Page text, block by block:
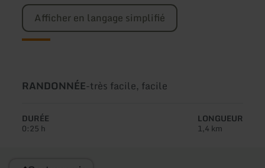
Afficher en langage simplifié
Type
circuit:
RANDONNÉE-Difficulté:
très facile, facile
DURÉE
0:25 h
LONGUEUR
1,4 km